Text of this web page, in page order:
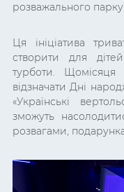
розважального
Ця ініціатива
створити для
турботи.
відзначати Дні
«Українські
зможуть
розвагами,